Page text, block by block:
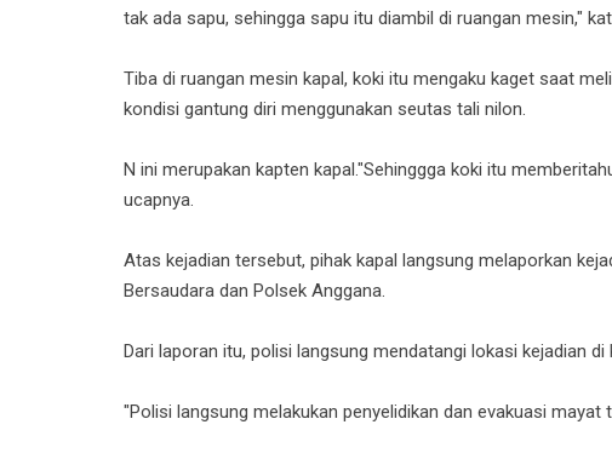
tak ada sapu, sehingga sapu itu diambil di ruangan mesin,"
Tiba di ruangan mesin kapal, koki itu mengaku kaget saat
kondisi gantung diri menggunakan seutas tali nilon.
N ini merupakan kapten kapal."Sehinggga koki itu
ucapnya.
Atas kejadian tersebut, pihak kapal langsung melaporkan
Bersaudara dan Polsek Anggana.
Dari laporan itu, polisi langsung mendatangi lokasi kejadian di
"Polisi langsung melakukan penyelidikan dan evakuasi mayat